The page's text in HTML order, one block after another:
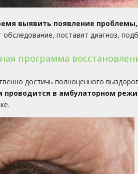
выявить появление
обследование, поставит диагноз,
программа
достичь полноценного
проводится в амбулаторном